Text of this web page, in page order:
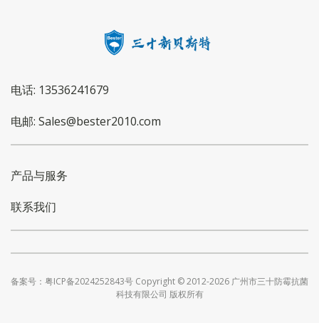
电话: 13536241679
电邮: Sales@bester2010.com
产品与服务
联系我们
备案号：粤ICP备2024252843号 Copyright © 2012-2026 广州市三十防霉抗菌
科技有限公司 版权所有